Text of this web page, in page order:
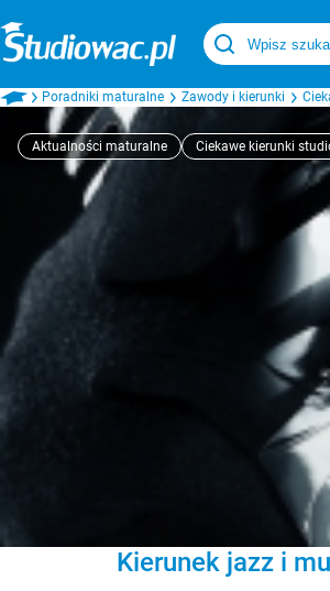
Poradniki maturalne Zawody i kierunki
Aktualności maturalne Ciekawe kierunki
Kierunek jazz i